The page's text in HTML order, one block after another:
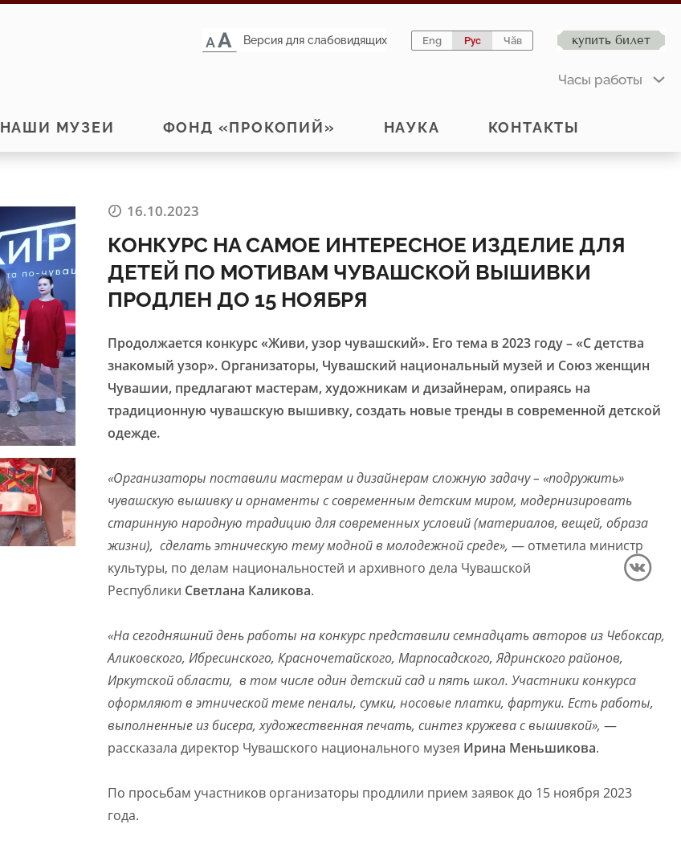
Версия для слабовидящих Eng Рус Чӑв купить билет
Часы работы
НАШИ МУЗЕИ ФОНД «ПРОКОПИЙ» НАУКА КОНТАКТЫ
16.10.2023
КОНКУРС НА САМОЕ ИНТЕРЕСНОЕ ИЗДЕЛИЕ ДЛЯ
ДЕТЕЙ ПО МОТИВАМ ЧУВАШСКОЙ ВЫШИВКИ
ПРОДЛЕН ДО 15 НОЯБРЯ
Продолжается конкурс «Живи, узор чувашский». Его тема в 2023 году – «С детства
знакомый узор». Организаторы, Чувашский национальный музей и Союз женщин
Чувашии, предлагают мастерам, художникам и дизайнерам, опираясь на
традиционную чувашскую вышивку, создать новые тренды в современной детской
одежде.
«Организаторы поставили мастерам и дизайнерам сложную задачу – «подружить»
чувашскую вышивку и орнаменты с современным детским миром, модернизировать
старинную народную традицию для современных условий (материалов, вещей, образа
жизни), сделать этническую тему модной в молодежной среде», — отметила министр
культуры, по делам национальностей и архивного дела Чувашской
Республики Светлана Каликова.
«На сегодняшний день работы на конкурс представили семнадцать авторов из Чебоксар,
Аликовского, Ибресинского, Красночетайского, Марпосадского, Ядринского районов,
Иркутской области, в том числе один детский сад и пять школ. Участники конкурса
оформляют в этнической теме пеналы, сумки, носовые платки, фартуки. Есть работы,
выполненные из бисера, художественная печать, синтез кружева с вышивкой», —
рассказала директор Чувашского национального музея Ирина Меньшикова.
По просьбам участников организаторы продлили прием заявок до 15 ноября 2023
года.